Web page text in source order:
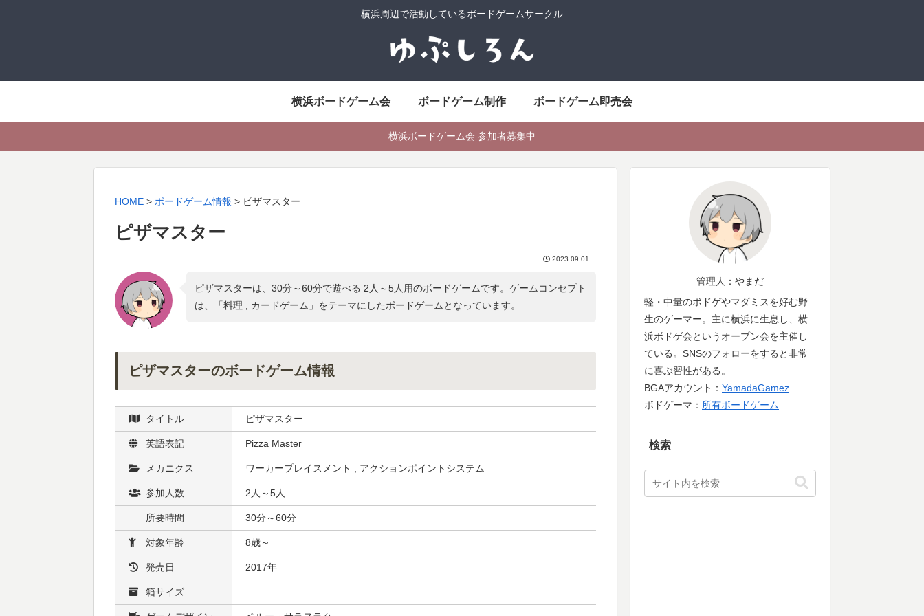
横浜周辺で活動しているボードゲームサークル
横浜ボードゲーム会 ボードゲーム制作 ボードゲーム即売会
横浜ボードゲーム会 参加者募集中
HOME > ボードゲーム情報 > ピザマスター
ピザマスター
2023.09.01
ピザマスターは、30分～60分で遊べる 2人～5人用のボードゲームです。ゲームコンセプト
は、「料理 , カードゲーム 」をテーマにしたボードゲームとなっています。
ピザマスターのボードゲーム情報
タイトル ピザマスター
英語表記 Pizza Master
メカニクス ワーカープレイスメント , アクションポイントシステム
参加人数 2人～5人
所要時間 30分～60分
対象年齢 8歳～
発売日 2017年
箱サイズ
管理人：やまだ
軽・中量のボドゲやマダミスを好む野
生のゲーマー。主に横浜に生息し、横
浜ボドゲ会というオープン会を主催し
ている。SNSのフォローをすると非常
に喜ぶ習性がある。
BGAアカウント： YamadaGamez
ボドゲーマ： 所有ボードゲーム
検索